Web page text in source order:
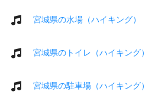
宮城県の水場（ハイキング）
宮城県のトイレ（ハイキング）
宮城県の駐車場（ハイキング）